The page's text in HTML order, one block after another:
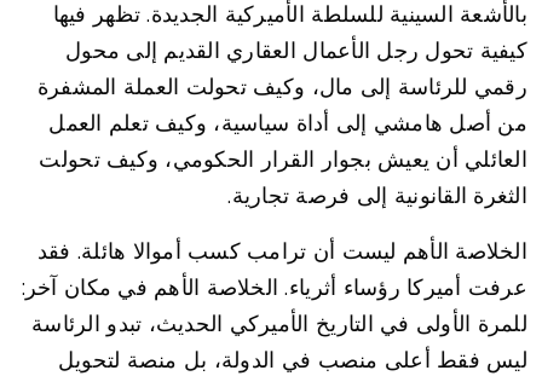
بالأشعة السينية للسلطة الأميركية الجديدة. تظهر فيها
كيفية تحول رجل الأعمال العقاري القديم إلى محول
رقمي للرئاسة إلى مال، وكيف تحولت العملة المشفرة
من أصل هامشي إلى أداة سياسية، وكيف تعلم العمل
العائلي أن يعيش بجوار القرار الحكومي، وكيف تحولت
الثغرة القانونية إلى فرصة تجارية.
الخلاصة الأهم ليست أن ترامب كسب أموالا هائلة. فقد
عرفت أميركا رؤساء أثرياء. الخلاصة الأهم في مكان آخر:
للمرة الأولى في التاريخ الأميركي الحديث، تبدو الرئاسة
ليس فقط أعلى منصب في الدولة، بل منصة لتحويل